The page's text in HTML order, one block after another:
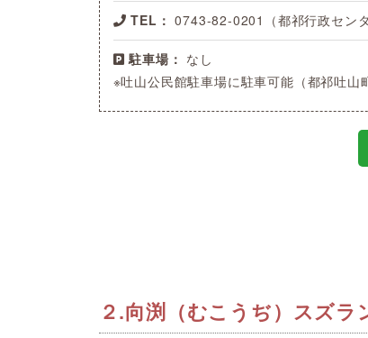
TEL： 0743-82-0201（都祁行政センタ
駐車場： なし
※吐山公民館駐車場に駐車可能（都祁吐
２.向渕（むこうぢ）スズラ